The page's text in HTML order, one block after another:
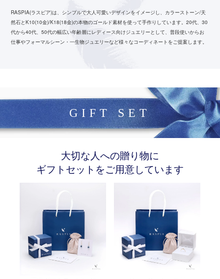
RASPIA(ラスピア)は、シンプルで大人可愛いデザインをイメージし、カラーストーン/天
然石とK10(10金)/K18(18金)の本物のゴールド素材を使って手作りしています。20代、30
代から40代、50代の幅広い年齢層にレディース向けジュエリーとして、普段使いからお
仕事やフォーマルシーン・一生物ジュエリーなど様々なコーディネートをご提案します。
GIFT SET
大切な人への贈り物に
ギフトセットをご用意しています